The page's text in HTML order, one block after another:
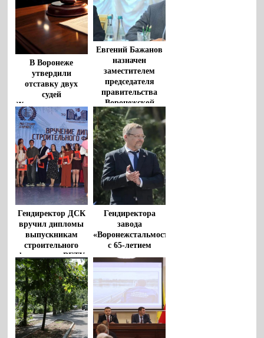
В Воронеже
утвердили
отставку двух
судей
Железнодорожного
райсуда
Евгений Бажанов
назначен
заместителем
председателя
правительства
Воронежской
области
Гендиректор ДСК
вручил дипломы
выпускникам
строительного
факультета ВГТУ
Гендиректора
завода
«Воронежстальмост»
с 65-летием
поздравил
губернатор